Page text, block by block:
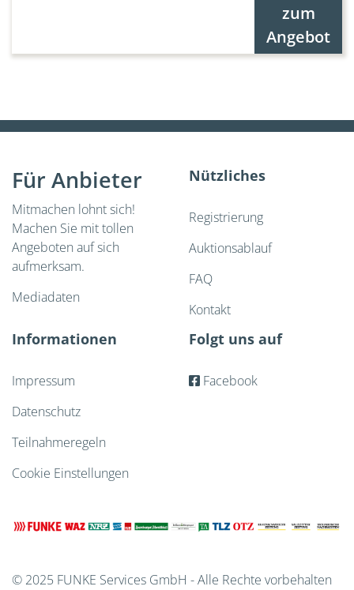
zum
Angebot
Für Anbieter
Mitmachen lohnt sich!
Machen Sie mit tollen
Angeboten auf sich
aufmerksam.
Mediadaten
Nützliches
Registrierung
Auktionsablauf
FAQ
Kontakt
Informationen
Impressum
Datenschutz
Teilnahmeregeln
Cookie Einstellungen
Folgt uns auf
Facebook
© 2025 FUNKE Services GmbH - Alle Rechte vorbehalten